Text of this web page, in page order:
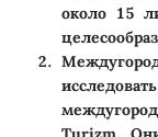
около 15